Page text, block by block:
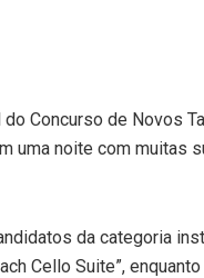
Concurso de Novos
uma noite com muitas
da categoria
Cello Suite”,